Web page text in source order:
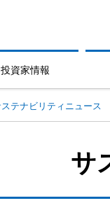
資家情報
テナビリティニュース
サ